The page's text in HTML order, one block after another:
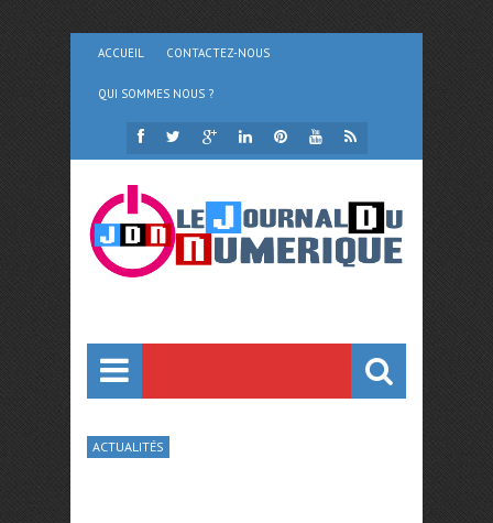
ACCUEIL CONTACTEZ-NOUS
QUI SOMMES NOUS ?
ACTUALITÉS